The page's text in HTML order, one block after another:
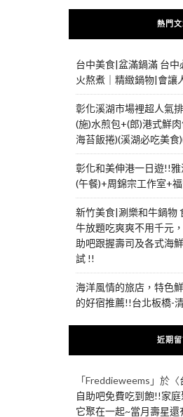
熱門
台中美食|盆滿鍋滿 台
火熬煮｜精緻鍋物|會讓
彰化溪湖市場裡超人氣
(施)水煎包+(郎)港式鮮
海苔飯捲)(溪湖必吃美食
彰化和美伸港一日遊!!
(午餐)+周錦宗工作室+
新竹美食|涮樂和牛鍋物
牛放題吃爽爽不用千元
助吧跟握壽司及各式海
試 !!
海洋風情的旅店，特色
的好宿推薦!!台北板橋-
近期
「Freddieweems 」於〈
自助吧免費吃到飽!!家
它聚在一起~當月壽星還